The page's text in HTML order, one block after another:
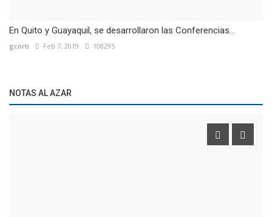
En Quito y Guayaquil, se desarrollaron las Conferencias...
gcorti Feb 7, 2019 108295
NOTAS AL AZAR